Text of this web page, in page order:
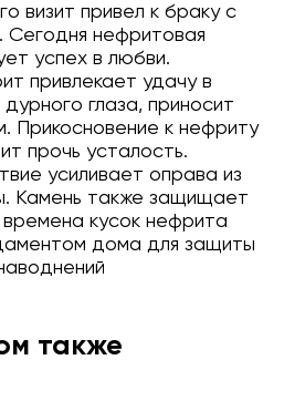
визит привел к браку с
нефритовая
успех в любви.
привлекает удачу в
глаза, приносит
Прикосновение к нефриту
прочь усталость.
усиливает оправа из
Камень также защищает
кусок нефрита
дома для защиты
также